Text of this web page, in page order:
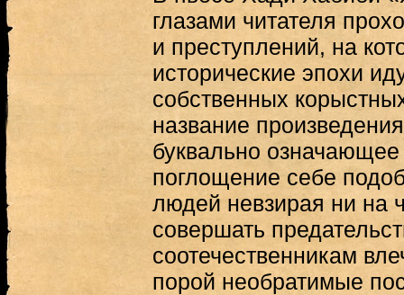
глазами читателя
и преступлений, на
исторические эпохи
собственных
название
буквально
поглощение себе
людей невзирая ни на
совершать
соотечественникам
порой необратимые